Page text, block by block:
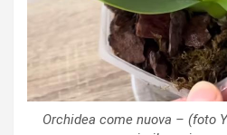
Orchidea come nuova – (foto